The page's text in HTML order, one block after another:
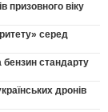
призовного віку
серед
стандарту
дронів